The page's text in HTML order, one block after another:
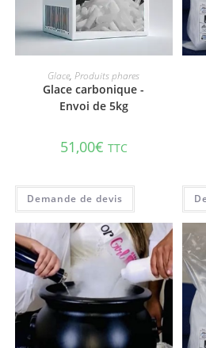
AJOUTER AU PANIER
Glace,Produits phares
Glace carbonique -
Envoi de 5kg
51,00€ TTC